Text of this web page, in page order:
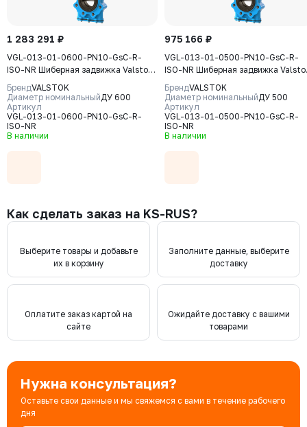
1 283 291 ₽
VGL-013-01-0600-PN10-GsC-R-
ISO-NR Шиберная задвижка Valstok,
серия VGL, DN 0600, PN10, редуктор
(ISO-фланец), выдвижной шток,
корпус GJS-400-15 (GGG40) нож
AISI304, уплотнение Natural Rubber
БрендVALSTOK
Диаметр номинальныйДУ 600
Артикул
VGL-013-01-0600-PN10-GsC-R-
ISO-NR
В наличии
975 166 ₽
VGL-013-01-0500-PN10-GsC-R-
ISO-NR Шиберная задвижка
серия VGL, DN 0500, PN10,
(ISO-фланец) выдвижной шток,
корпус GJS-400-15 (GGG40) нож
AISI304, уплотнение Natural
БрендVALSTOK
Диаметр номинальныйДУ 500
Артикул
VGL-013-01-0500-PN10-GsC-R-
ISO-NR
В наличии
Как сделать заказ на KS-RUS?
Выберите товары и добавьте
их в корзину
Заполните данные, выберите
доставку
Оплатите заказ картой на
сайте
Ожидайте доставку с вашими
товарами
Нужна консультация?
Оставьте свои данные и мы свяжемся с вами в течение рабочего
дня